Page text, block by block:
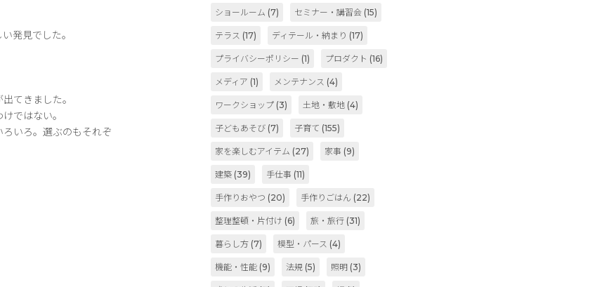
発見でした。
てきました。
ではない。
いろ。選ぶのもそれぞ
ショールーム (7) セミナー・講習会 (15)
テラス (17) ディテール・納まり (17)
プライバシーポリシー (1) プロダクト (16)
メディア (1) メンテナンス (4)
ワークショップ (3) 土地・敷地 (4)
子どもあそび (7) 子育て (155)
家を楽しむアイテム (27) 家事 (9)
建築 (39) 手仕事 (11)
手作りおやつ (20) 手作りごはん (22)
整理整頓・片付け (6) 旅・旅行 (31)
暮らし方 (7) 模型・パース (4)
機能・性能 (9) 法規 (5) 照明 (3)